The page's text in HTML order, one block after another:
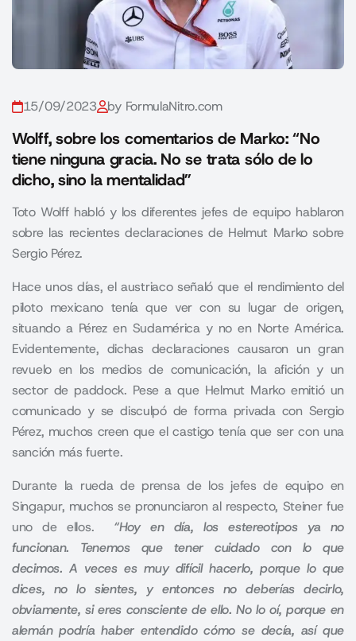
15/09/2023 by FormulaNitro.com
Wolff, sobre los comentarios de Marko: “No
tiene ninguna gracia. No se trata sólo de lo
dicho, sino la mentalidad”
Toto Wolff habló y los diferentes jefes de equipo hablaron
sobre las recientes declaraciones de Helmut Marko sobre
Sergio Pérez.
Hace unos días, el austriaco señaló que el rendimiento del
piloto mexicano tenía que ver con su lugar de origen,
situando a Pérez en Sudamérica y no en Norte América.
Evidentemente, dichas declaraciones causaron un gran
revuelo en los medios de comunicación, la afición y un
sector de paddock. Pese a que Helmut Marko emitió un
comunicado y se disculpó de forma privada con Sergio
Pérez, muchos creen que el castigo tenía que ser con una
sanción más fuerte.
Durante la rueda de prensa de los jefes de equipo en
Singapur, muchos se pronunciaron al respecto, Steiner fue
uno de ellos. “Hoy en día, los estereotipos ya no
funcionan. Tenemos que tener cuidado con lo que
decimos. A veces es muy difícil hacerlo, porque lo que
dices, no lo sientes, y entonces no deberías decirlo,
obviamente, si eres consciente de ello. No lo oí, porque en
alemán podría haber entendido cómo se decía, así que